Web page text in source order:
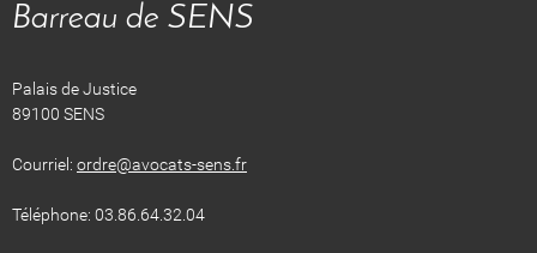
​​​​​​​Barreau de SENS
Palais de Justice
89100 SENS
Courriel: ordre@avocats-sens.fr
Téléphone: 03.86.64.32.04